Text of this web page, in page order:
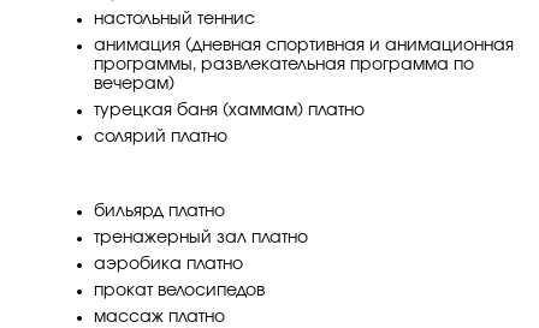
настольный теннис
анимация (дневная спортивная и анимационная
программы, развлекательная программа по
вечерам)
турецкая баня (хаммам) платно
солярий платно
бильярд платно
тренажерный зал платно
аэробика платно
прокат велосипедов
массаж платно